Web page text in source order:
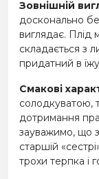
Зовнішній
досконально
виглядає. Плід
складається з
придатний в
Смакові
солодкуватою,
дотримання
зауважимо, що
старшій
трохи терпка і